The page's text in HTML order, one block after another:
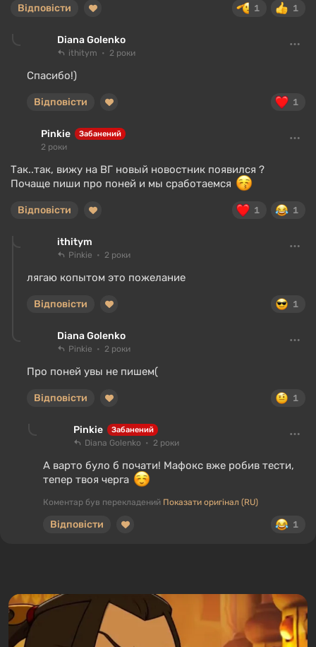
1 1
Відповісти
Diana Golenko
ithitym 2 роки
Спасибо!)
1
Відповісти
Pinkie Забанений
2 роки
Так..так, вижу на ВГ новый новостник появился ?
Почаще пиши про поней и мы сработаемся
1 1
Відповісти
ithitym
Pinkie 2 роки
лягаю копытом это пожелание
1
Відповісти
Diana Golenko
Pinkie 2 роки
Про поней увы не пишем(
1
Відповісти
Pinkie Забанений
Diana Golenko 2 роки
А варто було б почати! Мафокс вже робив тести,
тепер твоя черга
Коментар був перекладений Показати оригінал (RU)
1
Відповісти